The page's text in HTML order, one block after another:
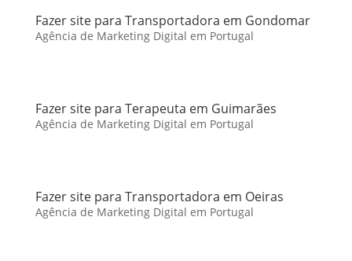
Fazer site para Transportadora em Gondomar
Agência de Marketing Digital em Portugal
Fazer site para Terapeuta em Guimarães
Agência de Marketing Digital em Portugal
Fazer site para Transportadora em Oeiras
Agência de Marketing Digital em Portugal